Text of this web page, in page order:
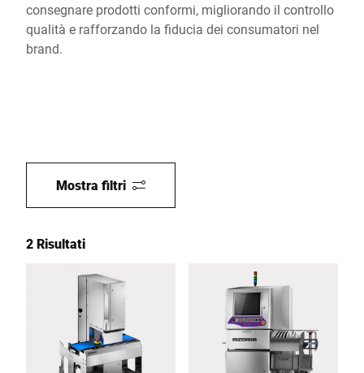
consegnare prodotti conformi, migliorando il controllo
qualità e rafforzando la fiducia dei consumatori nel
brand.
Mostra filtri
2 Risultati